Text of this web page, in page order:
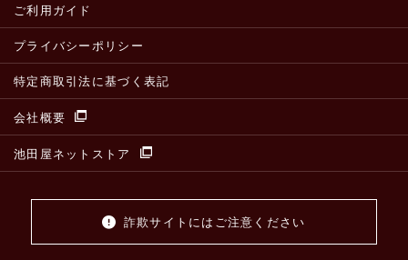
ご利用ガイド
プライバシーポリシー
特定商取引法に基づく表記
会社概要
池田屋ネットストア
詐欺サイトにはご注意ください